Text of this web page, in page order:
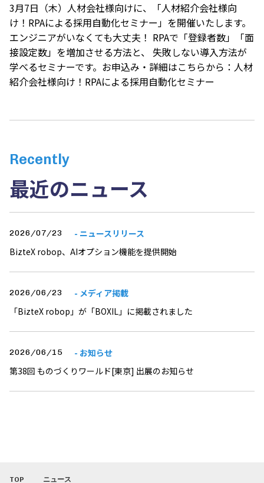
3月7日（木）人材会社様向けに、「人材紹介会社様向
け！RPAによる採用自動化セミナー」を開催いたします。
エンジニアがいなくても大丈夫！ RPAで「登録者数」「面
接設定数」を増加させる方法と、 失敗しない導入方法が
学べるセミナーです。お申込み・詳細はこちらから： 人材
紹介会社様向け！RPAによる採用自動化セミナー
Recently
最近のニュース
2026/07/23
- ニュースリリース
BizteX robop、AIオプション機能を提供開始
2026/06/23
- メディア掲載
「BizteX robop」が「BOXIL」に掲載されました
2026/06/15
- お知らせ
第38回 ものづくりワールド[東京] 出展のお知らせ
TOP ニュース